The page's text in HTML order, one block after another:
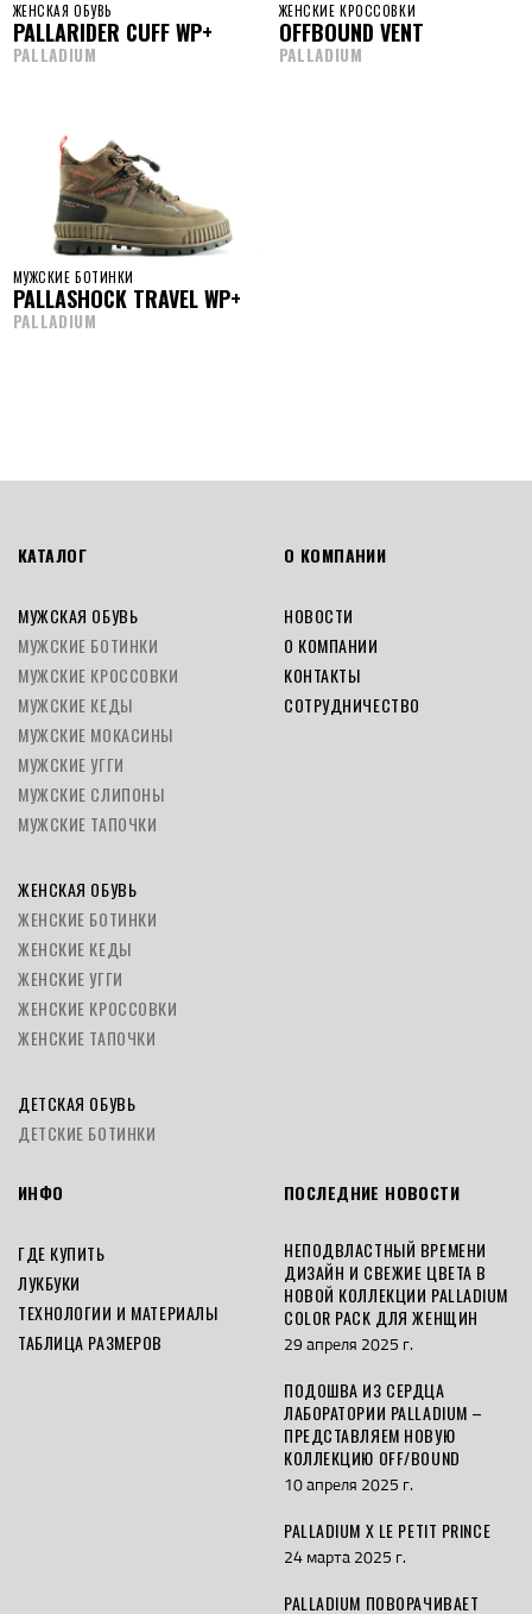
ЖЕНСКАЯ ОБУВЬ
PALLARIDER CUFF WP+
PALLADIUM
ЖЕНСКИЕ КРОССОВКИ
OFFBOUND VENT
PALLADIUM
МУЖСКИЕ БОТИНКИ
PALLASHOCK TRAVEL WP+
PALLADIUM
КАТАЛОГ
МУЖСКАЯ ОБУВЬ
МУЖСКИЕ БОТИНКИ
МУЖСКИЕ КРОССОВКИ
МУЖСКИЕ КЕДЫ
МУЖСКИЕ МОКАСИНЫ
МУЖСКИЕ УГГИ
МУЖСКИЕ СЛИПОНЫ
МУЖСКИЕ ТАПОЧКИ
ЖЕНСКАЯ ОБУВЬ
ЖЕНСКИЕ БОТИНКИ
ЖЕНСКИЕ КЕДЫ
ЖЕНСКИЕ УГГИ
ЖЕНСКИЕ КРОССОВКИ
ЖЕНСКИЕ ТАПОЧКИ
ДЕТСКАЯ ОБУВЬ
ДЕТСКИЕ БОТИНКИ
О КОМПАНИИ
НОВОСТИ
О КОМПАНИИ
КОНТАКТЫ
СОТРУДНИЧЕСТВО
ИНФО
ГДЕ КУПИТЬ
ЛУКБУКИ
ТЕХНОЛОГИИ И МАТЕРИАЛЫ
ТАБЛИЦА РАЗМЕРОВ
ПОСЛЕДНИЕ НОВОСТИ
НЕПОДВЛАСТНЫЙ ВРЕМЕНИ
ДИЗАЙН И СВЕЖИЕ ЦВЕТА В
НОВОЙ КОЛЛЕКЦИИ PALLADIUM
COLOR PACK ДЛЯ ЖЕНЩИН
29 апреля 2025 г.
ПОДОШВА ИЗ СЕРДЦА
ЛАБОРАТОРИИ PALLADIUM –
ПРЕДСТАВЛЯЕМ НОВУЮ
КОЛЛЕКЦИЮ OFF/BOUND
10 апреля 2025 г.
PALLADIUM X LE PETIT PRINCE
24 марта 2025 г.
PALLADIUM ПОВОРАЧИВАЕТ